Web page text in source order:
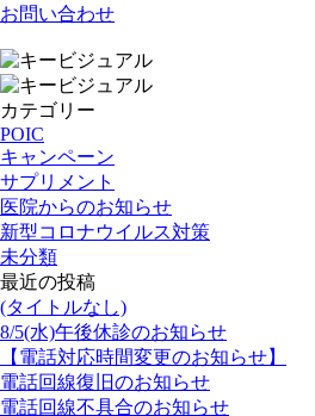
お問い合わせ
カテゴリー
POIC
キャンペーン
サプリメント
医院からのお知らせ
新型コロナウイルス対策
未分類
最近の投稿
(タイトルなし)
8/5(水)午後休診のお知らせ
【電話対応時間変更のお知らせ】
電話回線復旧のお知らせ
電話回線不具合のお知らせ